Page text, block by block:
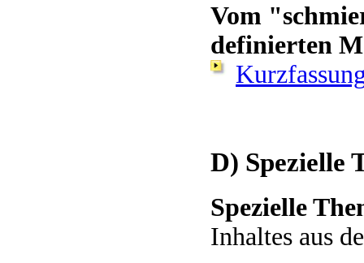
Vom
definierten
D) Spezielle
Spezielle
Inhaltes aus